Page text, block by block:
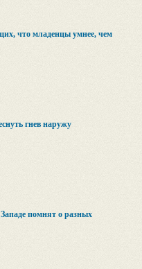
что младенцы умнее, чем
гнев наружу
помнят о разных